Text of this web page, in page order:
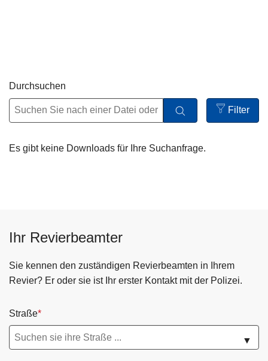
Durchsuchen
Filter
Open
Es gibt keine Downloads für Ihre Suchanfrage.
Ihr Revierbeamter
Sie kennen den zuständigen Revierbeamten in Ihrem
Revier? Er oder sie ist Ihr erster Kontakt mit der Polizei.
Straße
▼